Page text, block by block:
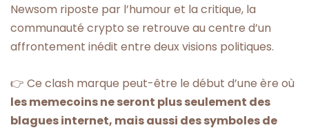
Newsom riposte par l’humour et la critique, la
communauté crypto se retrouve au centre d’un
affrontement inédit entre deux visions politiques.
👉 Ce clash marque peut-être le début d’une ère où
les memecoins ne seront plus seulement des
blagues internet, mais aussi des symboles de